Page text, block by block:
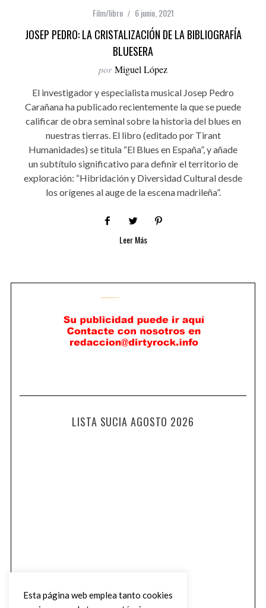
Film/libro 6 junio, 2021
JOSEP PEDRO: LA CRISTALIZACIÓN DE LA BIBLIOGRAFÍA
BLUESERA
por Miguel López
El investigador y especialista musical Josep Pedro
Carañana ha publicado recientemente la que se puede
calificar de obra seminal sobre la historia del blues en
nuestras tierras. El libro (editado por Tirant
Humanidades) se titula “El Blues en España”, y añade
un subtítulo significativo para definir el territorio de
exploración: “Hibridación y Diversidad Cultural desde
los orígenes al auge de la escena madrileña”.
Leer Más
LISTA SUCIA AGOSTO 2026
Esta página web emplea tanto cookies